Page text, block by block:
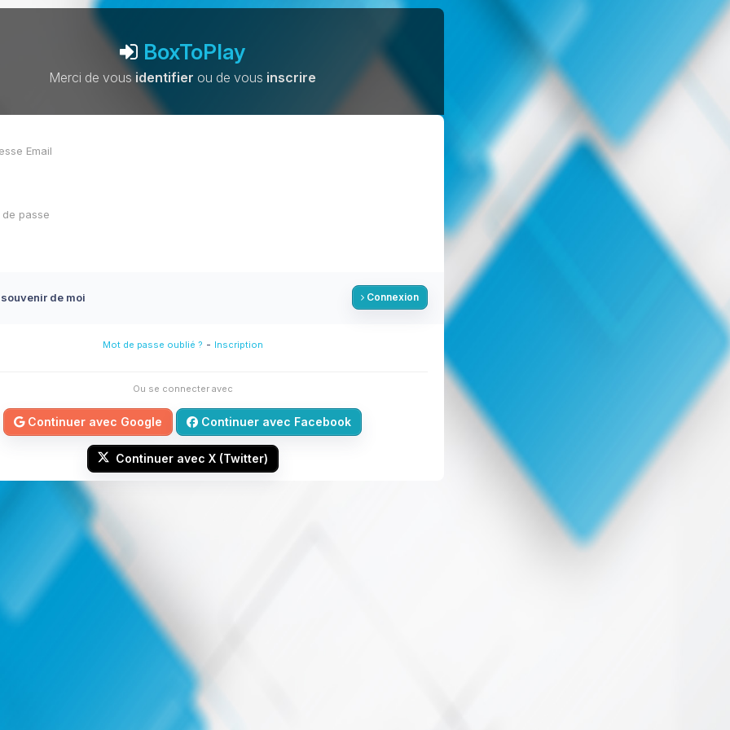
BoxToPlay
Merci de vousidentifier ou de vous inscrire
de moi Connexion
Mot de passe oublié ? - Inscription
Ou se connecter avec
Continuer avec Google Continuer avec Facebook
Continuer avec X (Twitter)